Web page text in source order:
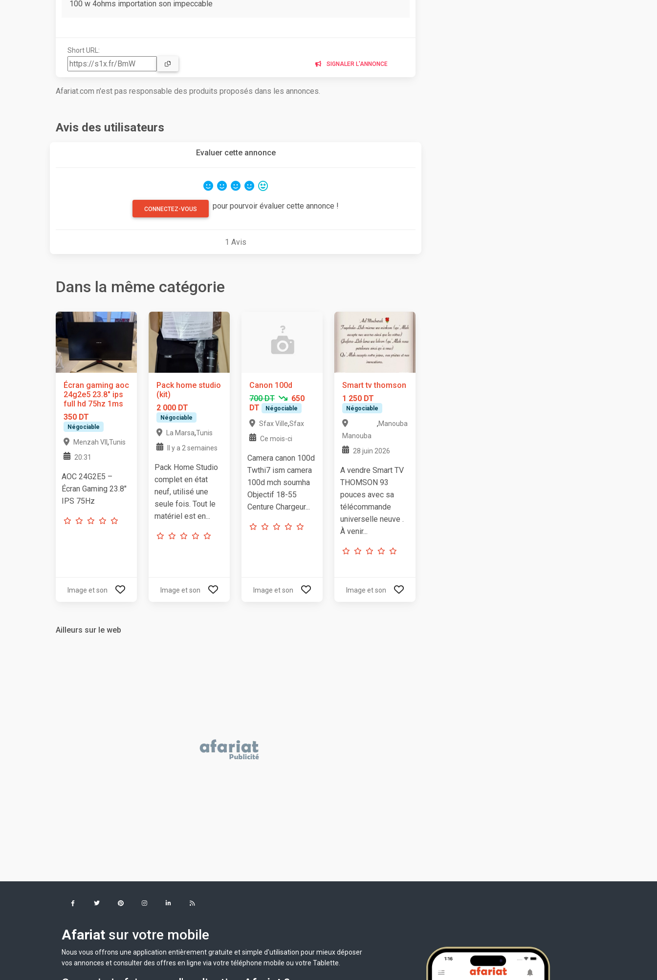
100 w 4ohms importation son impeccable
Short URL:
SIGNALER L'ANNONCE
Afariat.com n'est pas responsable des produits proposés dans les annonces.
Avis des utilisateurs
Evaluer cette annonce
CONNECTEZ-VOUS pour pourvoir évaluer cette annonce !
1 Avis
Dans la même catégorie
Écran gaming aoc
24g2e5 23.8" ips
full hd 75hz 1ms
350 DT
Négociable
Menzah VII ,Tunis
20:31
AOC 24G2E5 –
Écran Gaming 23.8"
IPS 75Hz
Image et son
Pack home studio
(kit)
2 000 DT
Négociable
La Marsa,Tunis
Il y a 2 semaines
Pack Home Studio
complet en état
neuf, utilisé une
seule fois. Tout le
matériel est en...
Image et son
Canon 100d
700 DT
650
DT
Négociable
Sfax Ville,Sfax
Ce mois-ci
Camera canon 100d
Twthi7 ism camera
100d mch soumha
Objectif 18-55
Centure Chargeur...
Image et son
Smart tv thomson
1 250 DT
Négociable
Manouba
,Manouba
28 juin 2026
A vendre Smart TV
THOMSON 93
pouces avec sa
télécommande
universelle neuve .
À venir...
Image et son
Ailleurs sur le web
Afariat sur votre mobile
Nous vous offrons une application entièrement gratuite et simple d'utilisation pour mieux déposer
vos annonces et consulter des offres en ligne via votre téléphone mobile ou votre Tablette.